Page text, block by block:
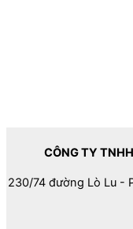
CÔNG TY
230/74 đường Lò Lu -